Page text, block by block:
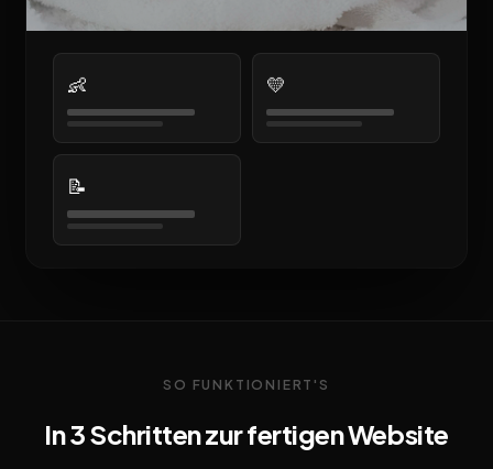
👶 💛
📝
SO FUNKTIONIERT'S
In 3 Schritten zur fertigen Website